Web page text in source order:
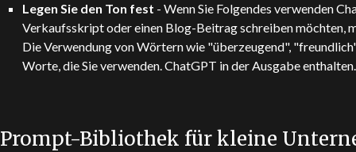
Legen Sie den Ton fest - Wenn Sie Folgendes verwenden
Verkaufsskript oder einen Blog-Beitrag schreiben möchten,
Die Verwendung von Wörtern wie "überzeugend",
Worte, die Sie verwenden.ChatGPT in der Ausgabe
Prompt-Bibliothek für kleine